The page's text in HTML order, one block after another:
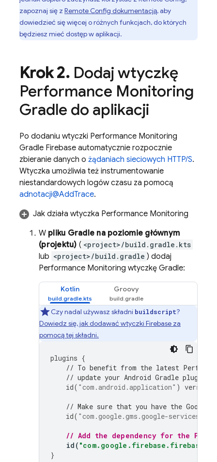
zapoznaj się z Remote Config dokumentacją, aby
dowiedzieć się więcej o różnych funkcjach, do których
będziesz mieć dostęp w aplikacji.
Krok 2.Dodaj wtyczkę
Performance Monitoring
Gradle do aplikacji
Po dodaniu wtyczki Performance Monitoring
Gradle Firebase automatycznie rozpocznie
zbieranie danych o żądaniach sieciowych HTTP/S.
Wtyczka umożliwia też instrumentowanie
niestandardowych logów czasu za pomocą
adnotacji@AddTrace.
Jak działa wtyczka Performance Monitoring
W pliku Gradle na poziomie głównym
(projektu) ( <project>/build.gradle.kts
lub <project>/build.gradle ) dodaj
Performance Monitoring wtyczkę Gradle:
Kotlin Groovy
Czy nadal używasz składni buildscript?
Dowiedz się, jak dodawać wtyczki Firebase za
pomocą tej składni.
plugins {
// To benefit from the latest
// update your Android Gradle plugin
id( "com.android.application" ) version
// Make sure that you have the Google
id( "com.google.gms.google-services"
// Add the dependency for the
id ( "com.google.firebase.firebase-
}